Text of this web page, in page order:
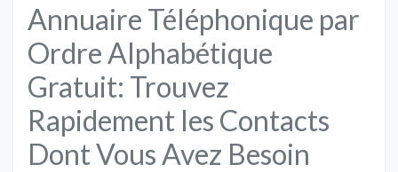
Annuaire Téléphonique par
Ordre Alphabétique
Gratuit: Trouvez
Rapidement les Contacts
Dont Vous Avez Besoin